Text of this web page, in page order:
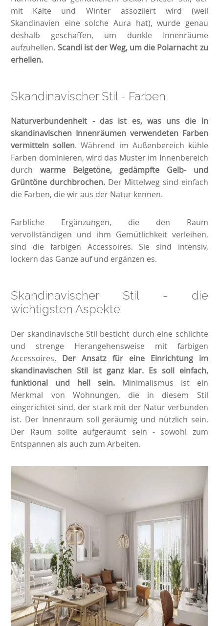
mit Kälte und Winter assoziiert wird (weil
Skandinavien eine solche Aura hat), wurde genau
deshalb geschaffen, um dunkle Innenräume
aufzuhellen. Scandi ist der Weg, um die Polarnacht zu
erhellen.
Skandinavischer Stil - Farben
Naturverbundenheit - das ist es, was uns die in
skandinavischen Innenräumen verwendeten Farben
vermitteln sollen. Während im Außenbereich kühle
Farben dominieren, wird das Muster im Innenbereich
durchwarme Beigetöne, gedämpfte Gelb- und
Grüntöne durchbrochen. Der Mittelweg sind einfach
die Farben, die wir aus der Natur kennen.
Farbliche Ergänzungen, die den Raum
vervollständigen und ihm Gemütlichkeit verleihen,
sind die farbigen Accessoires. Sie sind intensiv,
lockern das Ganze auf und ergänzen es.
Skandinavischer Stil - die
wichtigsten Aspekte
Der skandinavische Stil besticht durch eine schlichte
und strenge Herangehensweise mit farbigen
Accessoires. Der Ansatz für eine Einrichtung im
skandinavischen Stil ist ganz klar. Es soll einfach,
funktional und hell sein. Minimalismus ist ein
Merkmal von Wohnungen, die in diesem Stil
eingerichtet sind, der stark mit der Natur verbunden
ist. Der Innenraum soll geräumig und nützlich sein.
Der Raum sollte aufgeräumt sein - sowohl zum
Entspannen als auch zum Arbeiten.